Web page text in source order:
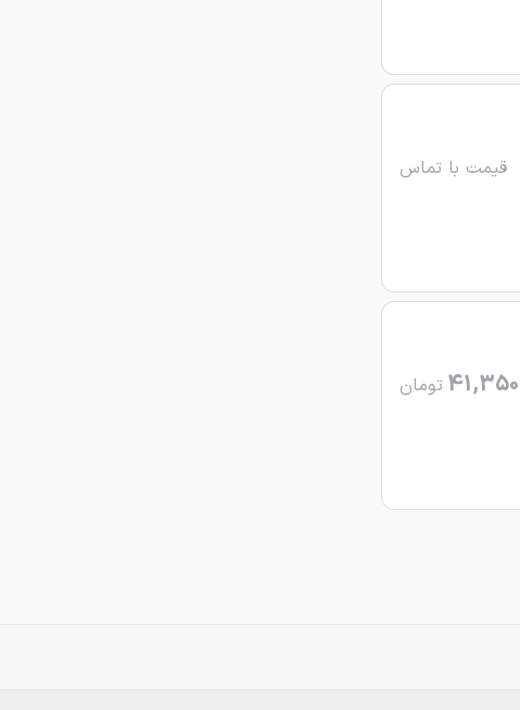
قیمت با تماس
41,350 تومان